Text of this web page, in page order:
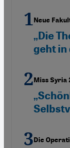
Neue
„Die
geht in
Miss Syria
Die